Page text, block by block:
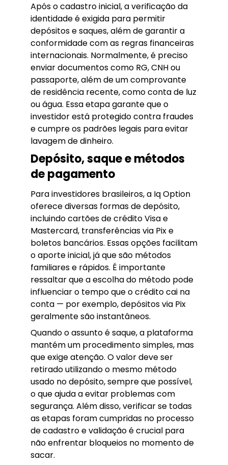
Após o cadastro inicial, a verificação da
identidade é exigida para permitir
depósitos e saques, além de garantir a
conformidade com as regras financeiras
internacionais. Normalmente, é preciso
enviar documentos como RG, CNH ou
passaporte, além de um comprovante
de residência recente, como conta de luz
ou água. Essa etapa garante que o
investidor está protegido contra fraudes
e cumpre os padrões legais para evitar
lavagem de dinheiro.
Depósito, saque e métodos
de pagamento
Para investidores brasileiros, a Iq Option
oferece diversas formas de depósito,
incluindo cartões de crédito Visa e
Mastercard, transferências via Pix e
boletos bancários. Essas opções facilitam
o aporte inicial, já que são métodos
familiares e rápidos. É importante
ressaltar que a escolha do método pode
influenciar o tempo que o crédito cai na
conta — por exemplo, depósitos via Pix
geralmente são instantâneos.
Quando o assunto é saque, a plataforma
mantém um procedimento simples, mas
que exige atenção. O valor deve ser
retirado utilizando o mesmo método
usado no depósito, sempre que possível,
o que ajuda a evitar problemas com
segurança. Além disso, verificar se todas
as etapas foram cumpridas no processo
de cadastro e validação é crucial para
não enfrentar bloqueios no momento de
sacar.